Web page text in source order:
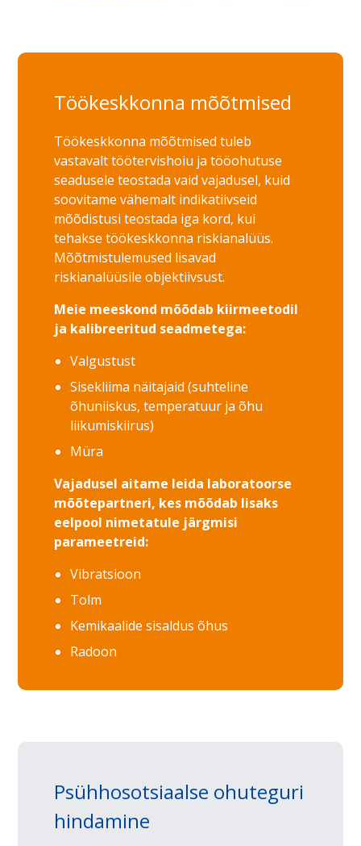
Töökeskkonna mõõtmised
Töökeskkonna mõõtmised tuleb
vastavalt töötervishoiu ja tööohutuse
seadusele teostada vaid vajadusel, kuid
soovitame vähemalt indikatiivseid
mõõdistusi teostada iga kord, kui
tehakse töökeskkonna riskianalüüs.
Mõõtmistulemused lisavad
riskianalüüsile objektiivsust.
Meie meeskond mõõdab kiirmeetodil
ja kalibreeritud seadmetega:
Valgustust
Sisekliima näitajaid (suhteline
õhuniiskus, temperatuur ja õhu
liikumiskiirus)
Müra
Vajadusel aitame leida laboratoorse
mõõtepartneri, kes mõõdab lisaks
eelpool nimetatule järgmisi
parameetreid:
Vibratsioon
Tolm
Kemikaalide sisaldus õhus
Radoon
Psühhosotsiaalse ohuteguri
hindamine